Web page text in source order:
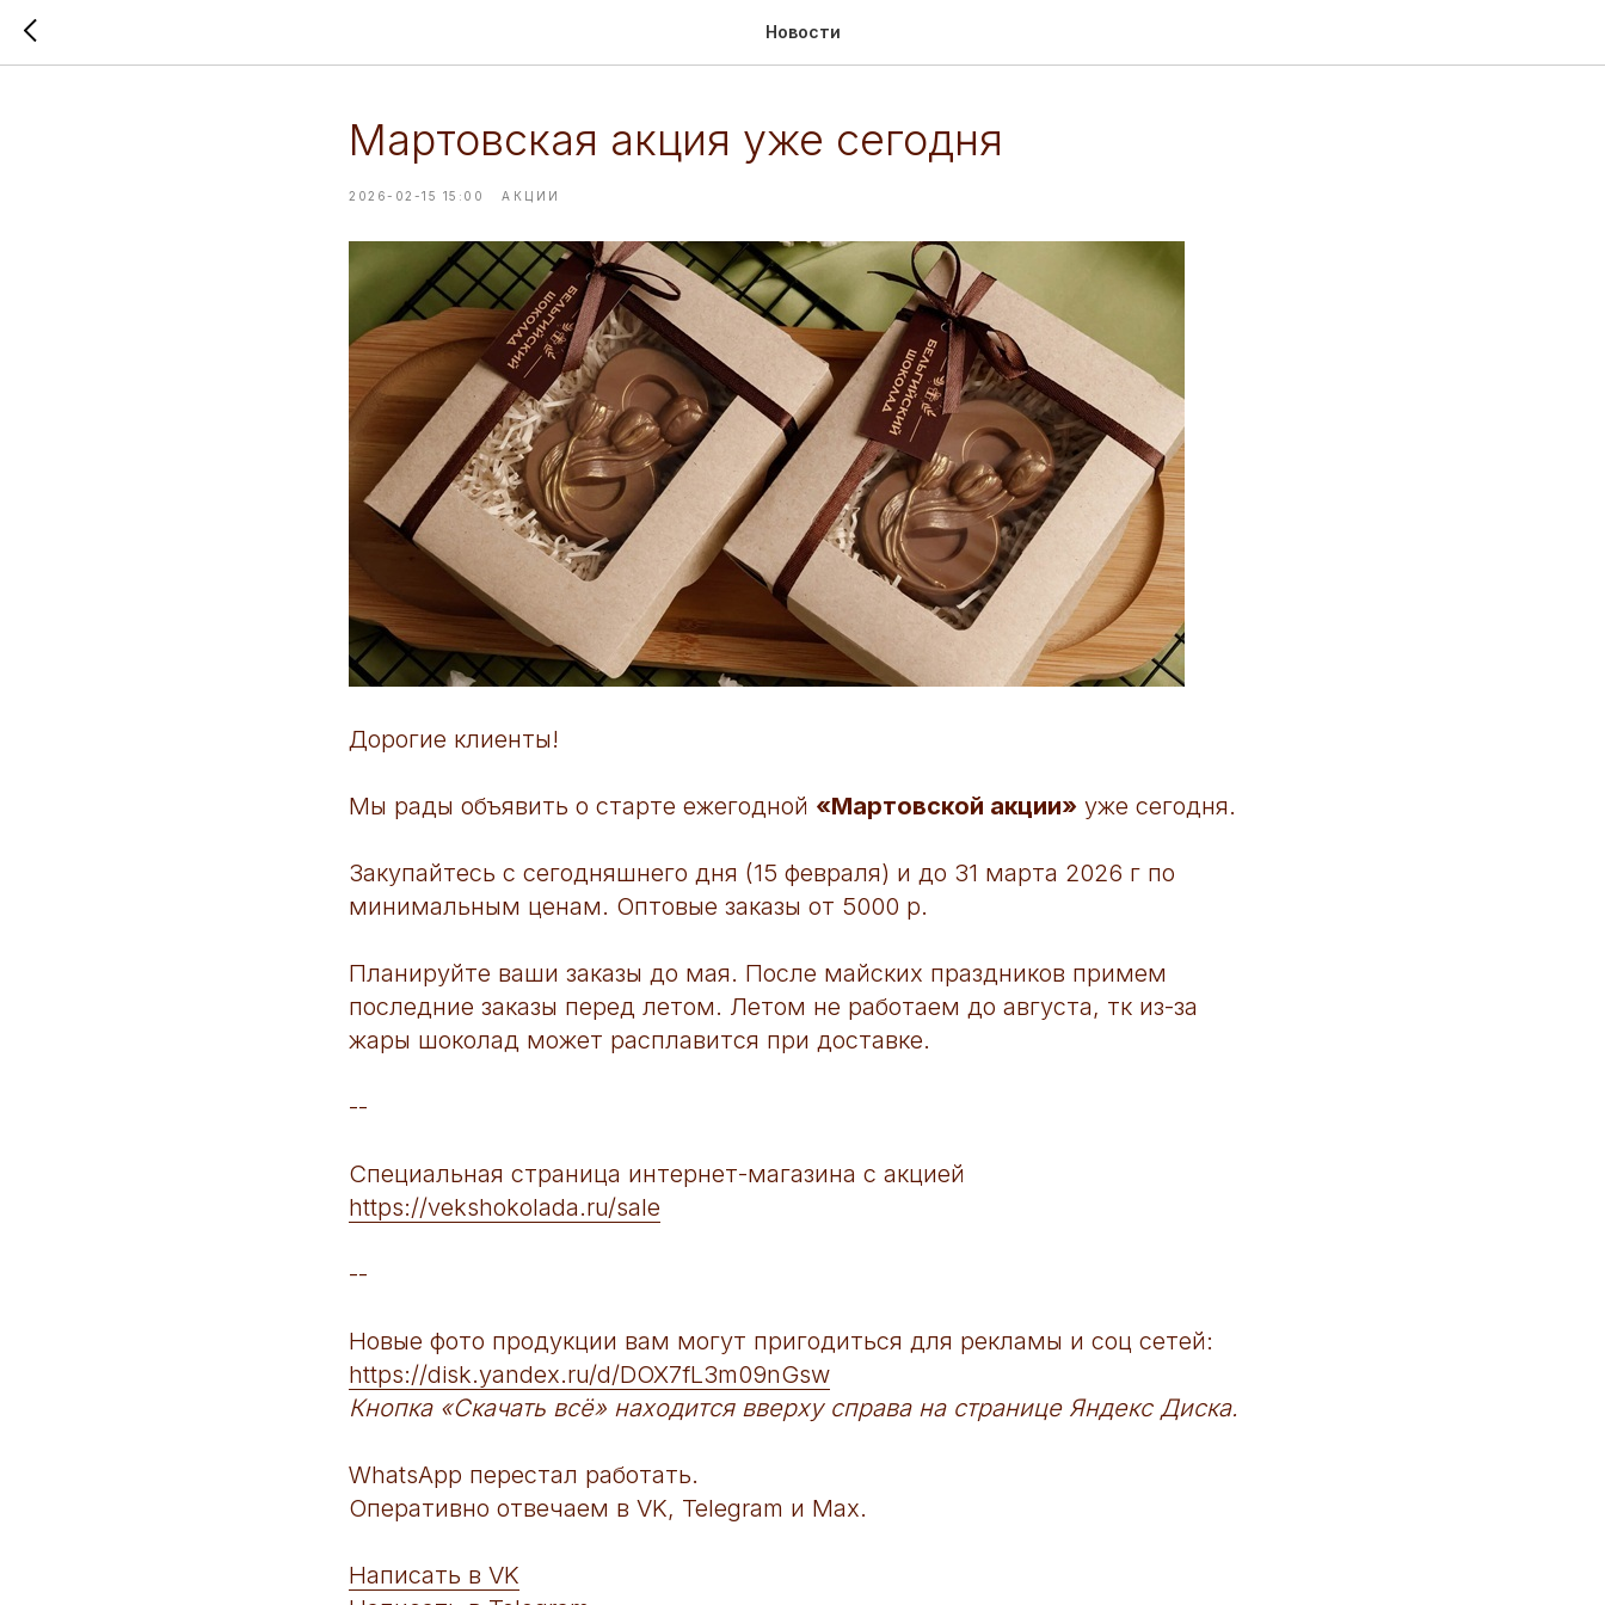
Новости
Мартовская акция уже сегодня
2026-02-15 15:00 АКЦИИ
Дорогие клиенты!
Мы рады объявить о старте ежегодной «Мартовской акции» уже сегодня.
Закупайтесь с сегодняшнего дня (15 февраля) и до 31 марта 2026 г по
минимальным ценам. Оптовые заказы от 5000 р.
Планируйте ваши заказы до мая. После майских праздников примем
последние заказы перед летом. Летом не работаем до августа, тк из-за
жары шоколад может расплавится при доставке.
--
Специальная страница интернет-магазина с акцией
https://vekshokolada.ru/sale
--
Новые фото продукции вам могут пригодиться для рекламы и соц сетей:
https://disk.yandex.ru/d/DOX7fL3m09nGsw
Кнопка «Скачать всё» находится вверху справа на странице Яндекс Диска.
WhatsApp перестал работать.
Оперативно отвечаем в VK, Telegram и Max.
Написать в VK